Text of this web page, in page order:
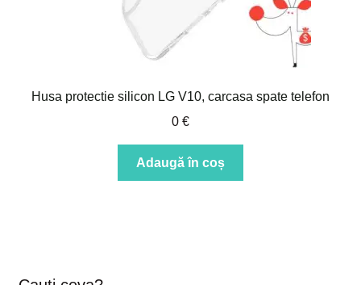
Husa protectie silicon LG V10, carcasa spate telefon
0 €
Adaugă în coș